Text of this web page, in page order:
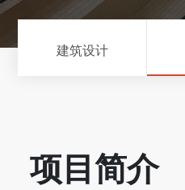
建筑设计
项目简介